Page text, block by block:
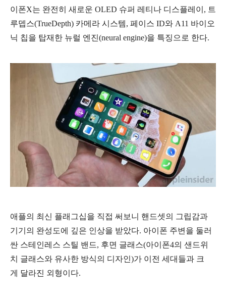
이폰X는 완전히 새로운 OLED 슈퍼 레티나 디스플레이, 트
루뎁스(TrueDepth) 카메라 시스템, 페이스 ID와 A11 바이오
닉 칩을 탑재한 뉴럴 엔진(neural engine)을 특징으로 한다.
애플의 최신 플래그십을 직접 써보니 핸드셋의 그립감과
기기의 완성도에 깊은 인상을 받았다. 아이폰 주변을 둘러
싼 스테인레스 스틸 밴드, 후면 글래스(아이폰4의 샌드위
치 글래스와 유사한 방식의 디자인)가 이전 세대들과 크
게 달라진 외형이다.